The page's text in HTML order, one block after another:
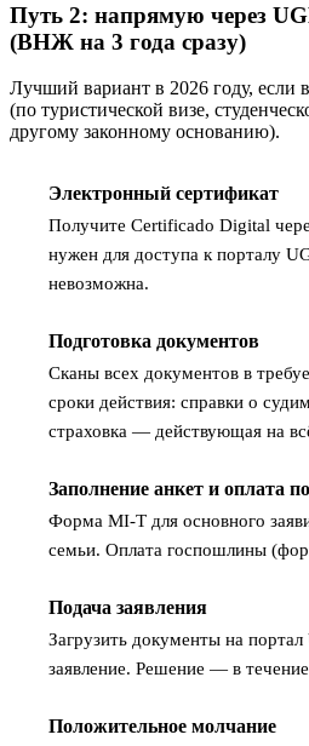
Путь 2: напрямую через
(ВНЖ на 3 года сразу)
Лучший вариант в 2026 году, если
(по туристической визе,
другому законному основанию).
Электронный сертификат
Получите Certificado Digital
нужен для доступа к порталу
невозможна.
Подготовка документов
Сканы всех документов в
сроки действия: справки о
страховка — действующая на
Заполнение анкет и оплата
Форма MI-T для основного
семьи. Оплата госпошлины
Подача заявления
Загрузить документы на
заявление. Решение — в
Положительное молчание